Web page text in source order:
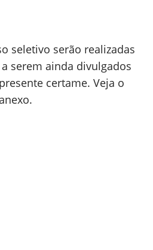
seletivo serão realizadas
serem ainda divulgados
certame. Veja o